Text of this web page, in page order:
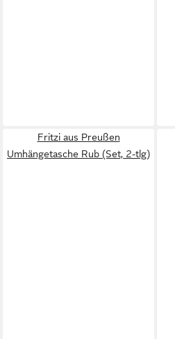
Fritzi aus Preußen
Umhängetasche Rub (Set, 2-tlg)